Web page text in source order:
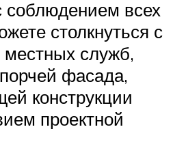
всех
столкнуться с
местных служб,
фасада,
конструкции
проектной